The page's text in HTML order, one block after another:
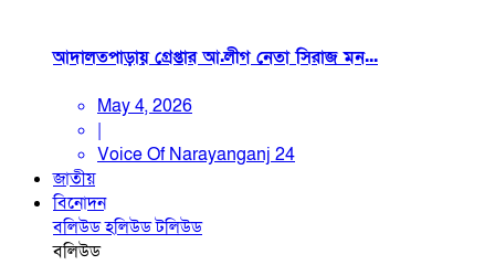
আদালতপাড়ায় গ্রেপ্তার আ.লীগ নেতা সিরাজ মন...
May 4, 2026
|
Voice Of Narayanganj 24
জাতীয়
বিনোদন
বলিউডহলিউডটলিউড
বলিউড